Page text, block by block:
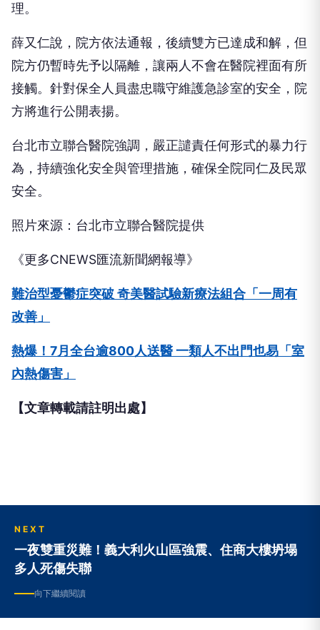
理。
薛又仁說，院方依法通報，後續雙方已達成和解，但
院方仍暫時先予以隔離，讓兩人不會在醫院裡面有所
接觸。針對保全人員盡忠職守維護急診室的安全，院
方將進行公開表揚。
台北市立聯合醫院強調，嚴正譴責任何形式的暴力行
為，持續強化安全與管理措施，確保全院同仁及民眾
安全。
照片來源：台北市立聯合醫院提供
《更多CNEWS匯流新聞網報導》
難治型憂鬱症突破 奇美醫試驗新療法組合「一周有
改善」
熱爆！7月全台逾800人送醫 一類人不出門也易「室
內熱傷害」
【文章轉載請註明出處】
NEXT
一夜雙重災難！義大利火山區強震、住商大樓坍塌
多人死傷失聯
向下繼續閱讀